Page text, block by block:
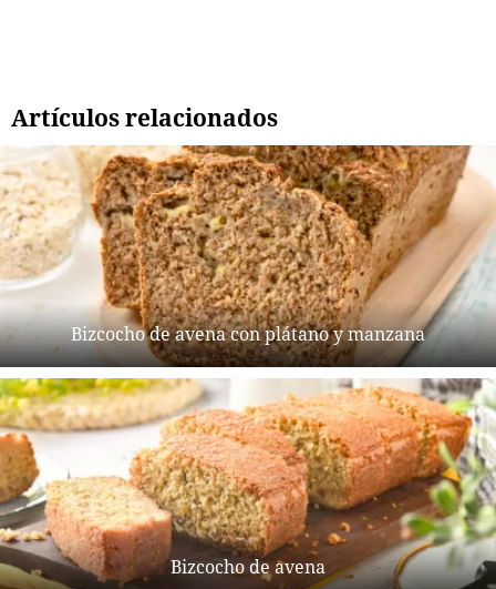
Artículos relacionados
Bizcocho de avena con plátano y manzana
Bizcocho de avena